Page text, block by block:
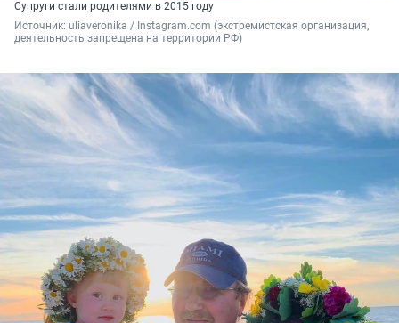
Супруги стали родителями в 2015 году
Источник: uliaveronika / Instagram.com (экстремистская организация,
деятельность запрещена на территории РФ)